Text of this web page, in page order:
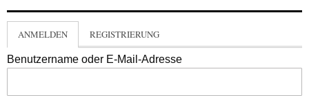
ANMELDEN REGISTRIERUNG
Benutzername oder E-Mail-Adresse